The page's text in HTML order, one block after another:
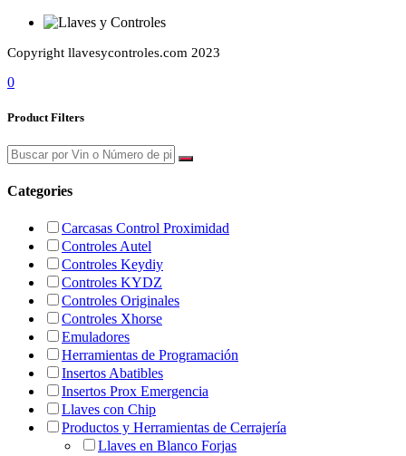
Copyright llavesycontroles.com 2023
0
Product Filters
Categories
Carcasas Control Proximidad
Controles Autel
Controles Keydiy
Controles KYDZ
Controles Originales
Controles Xhorse
Emuladores
Herramientas de Programación
Insertos Abatibles
Insertos Prox Emergencia
Llaves con Chip
Productos y Herramientas de Cerrajería
Llaves en Blanco Forjas